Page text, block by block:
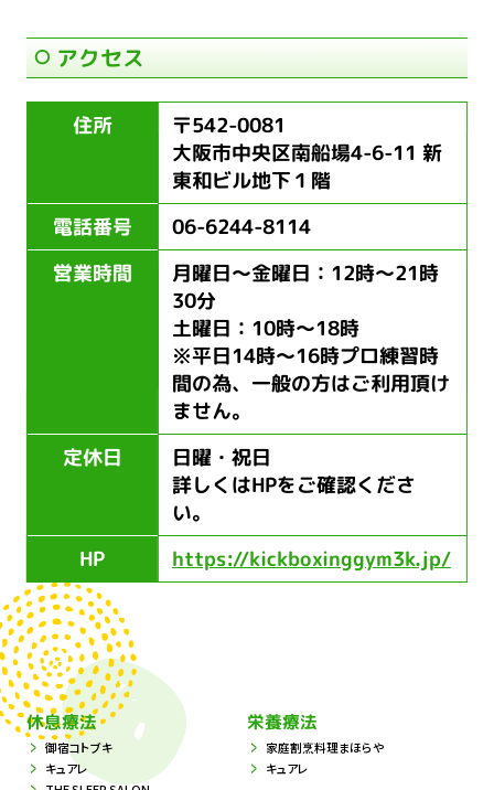
アクセス
住所 〒542-0081
大阪市中央区南船場4-6-11 新
東和ビル地下１階
電話番号 06-6244-8114
営業時間 月曜日〜金曜日：12時〜21時
30分
土曜日：10時〜18時
※平日14時〜16時プロ練習時
間の為、一般の方はご利用頂け
ません。
定休日 日曜・祝日
詳しくはHPをご確認くださ
い。
HP https://kickboxinggym3k.jp/
休息療法
御宿コトブキ
キュアレ
栄養療法
家庭割烹料理まほらや
キュアレ